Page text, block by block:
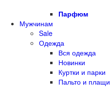
Парфюм
Мужчинам
Sale
Одежда
Вся одежда
Новинки
Куртки и парки
Пальто и плащи